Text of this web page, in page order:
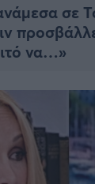
σε
να…»